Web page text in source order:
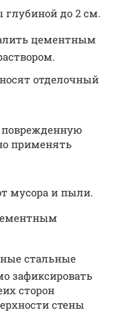
глубиной до 2 см.
цементным
отделочный
поврежденную
применять
мусора и пыли.
стальные
зафиксировать
сторон
стены